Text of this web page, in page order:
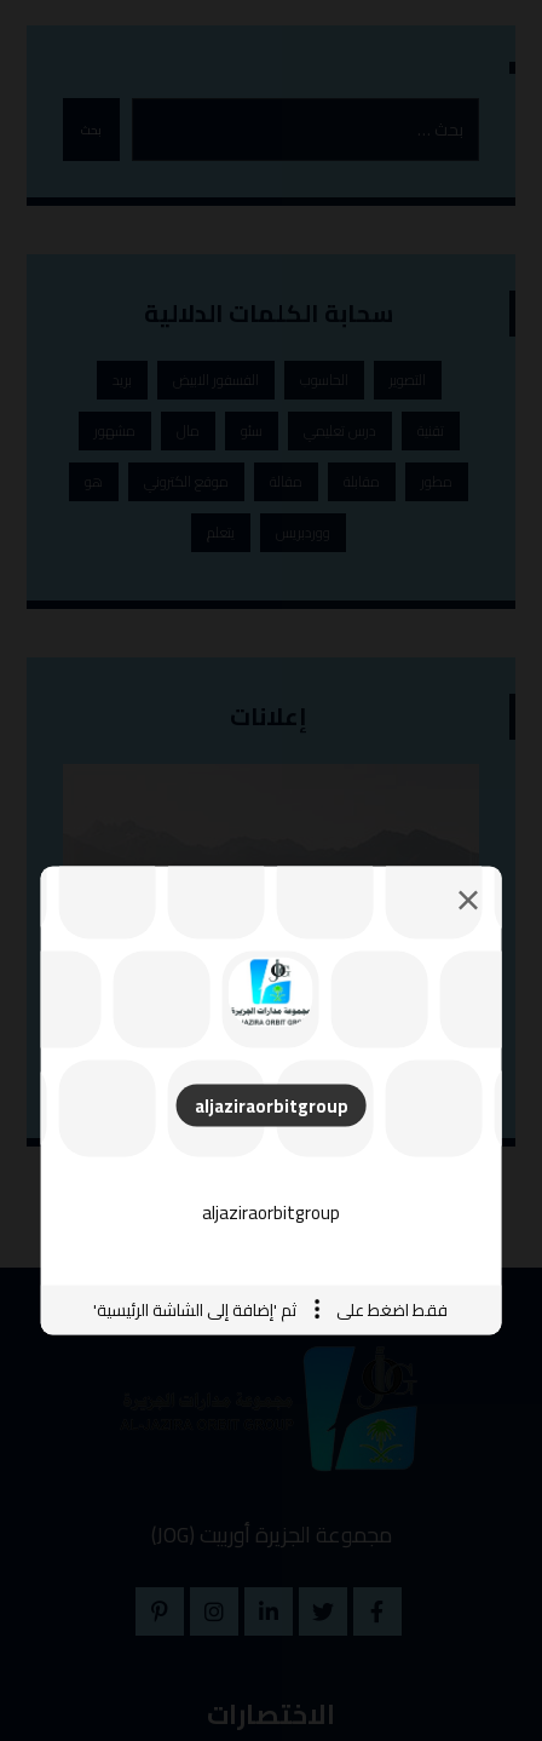
aljaziraorbitgroup
aljaziraorbitgroup
فقط اضغط على ثم 'إضافة إلى الشاشة الرئيسية'
بحث
سحابة الكلمات الدلالية
التصوير الحاسوب الفسفور الابيض
بريد
تقنية
درس تعليمي سئو مال
مشهور
مطور
مقابلة مقالة موقع الكتروني
هو
ووردبريس
يتعلم
إعلانات
مجموعة الجزيرة أوربيت (JOG)
الاختصارات